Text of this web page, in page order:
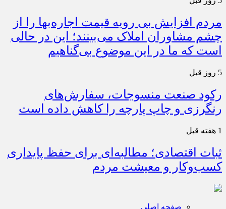
مردم افزایش بی رویه قیمت اجاره‌بها را از
چشم مشاوران املاک می‌بینند؛ این در حالی
است که ما در این موضوع بی‌گناهیم
5 روز قبل
رکود صنعت منسوجات، سفارش‌های
رنگرزی و چاپ پارچه را کاهش داده است
1 هفته قبل
ثبات اقتصادی؛ مطالبه‌ای برای حفظ پایداری
کسب‌وکار و معیشت مردم
صفحه اصلی